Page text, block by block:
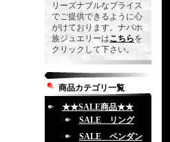
リーズナブルなプライス
でご提供できるように心
がけております。ナバホ
族ジュエリーはこちらを
クリックして下さい。
商品カテゴリ一覧
★★SALE商品★★
SALE リング
SALE ペンダン